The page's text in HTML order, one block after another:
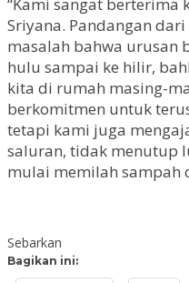
“Kami sangat berterima
Sriyana. Pandangan
masalah bahwa urusan
hulu sampai ke hilir,
kita di rumah masing-
berkomitmen untuk
tetapi kami juga
saluran, tidak menutup
mulai memilah sampah
Sebarkan
Bagikan ini: